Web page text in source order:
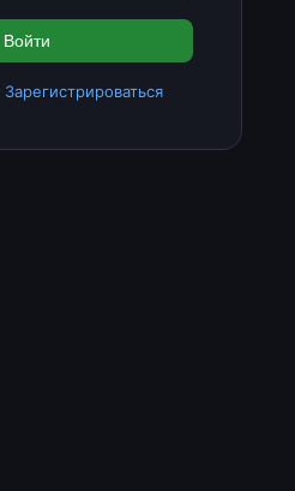
Войти
Зарегистрироваться